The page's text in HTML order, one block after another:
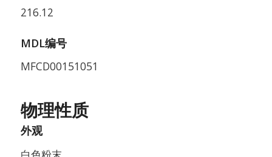
216.12
MDL编号
MFCD00151051
物理性质
外观